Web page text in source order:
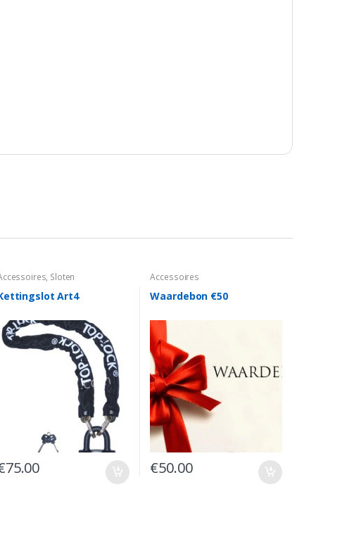
, Sloten
Art4
75.00
Accessoires
Waardebon €50
€50.00